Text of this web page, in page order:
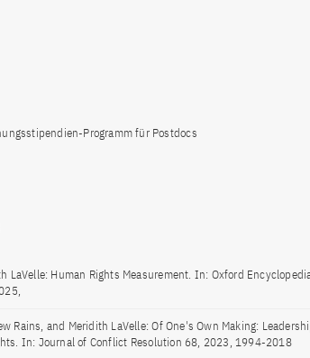
Programm für Postdocs
LaVelle: Human Rights Measurement. In: Oxford
Rains, and Meridith LaVelle: Of One's Own Making:
In: Journal of Conflict Resolution 68, 2023, 1994-2018